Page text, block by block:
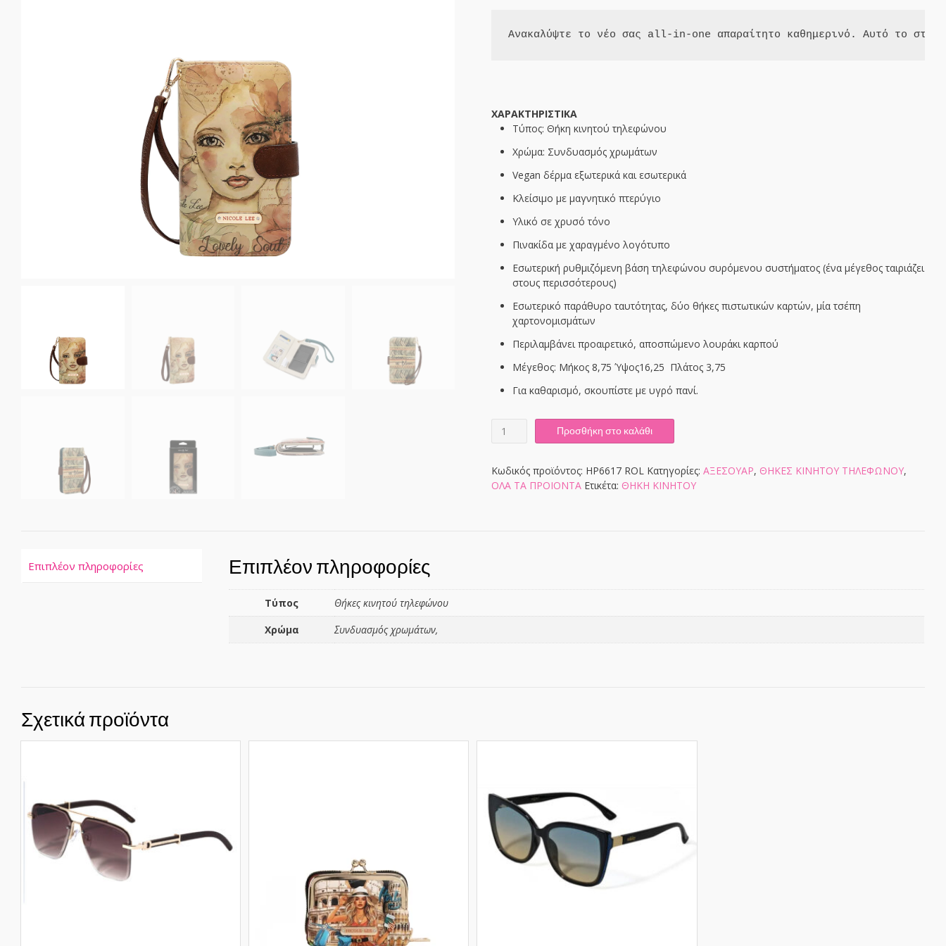
Ανακαλύψτε το νέο σας all-in-one απαραίτητο καθημερινό. Αυτό το στιλ
ΧΑΡΑΚΤΗΡΙΣΤΙΚΑ
Τύπος: Θήκη κινητού τηλεφώνου
Χρώμα: Συνδυασμός χρωμάτων
Vegan δέρμα εξωτερικά και εσωτερικά
Κλείσιμο με μαγνητικό πτερύγιο
Υλικό σε χρυσό τόνο
Πινακίδα με χαραγμένο λογότυπο
Εσωτερική ρυθμιζόμενη βάση τηλεφώνου συρόμενου συστήματος (ένα μέγεθος ταιριάζει
στους περισσότερους)
Εσωτερικό παράθυρο ταυτότητας, δύο θήκες πιστωτικών καρτών, μία τσέπη
χαρτονομισμάτων
Περιλαμβάνει προαιρετικό, αποσπώμενο λουράκι καρπού
Μέγεθος: Mήκος 8,75 Ύψος16,25 Πλάτος 3,75
Για καθαρισμό, σκουπίστε με υγρό πανί.
HP6617
Προσθήκη στο καλάθι
Κωδικός προϊόντος: HP6617 ROL Κατηγορίες: ΑΞΕΣΟΥΑΡ, ΘΗΚΕΣ KINHTOY ΤΗΛΕΦΩΝΟΥ,
ΟΛΑ ΤΑ ΠΡΟΙΟΝΤΑ Ετικέτα: ΘΗΚΗ ΚΙΝΗΤΟΥ
Επιπλέον πληροφορίες Επιπλέον πληροφορίες
Τύπος
Θήκες κινητού τηλεφώνου
Χρώμα
Συνδυασμός χρωμάτων,
Σχετικά προϊόντα